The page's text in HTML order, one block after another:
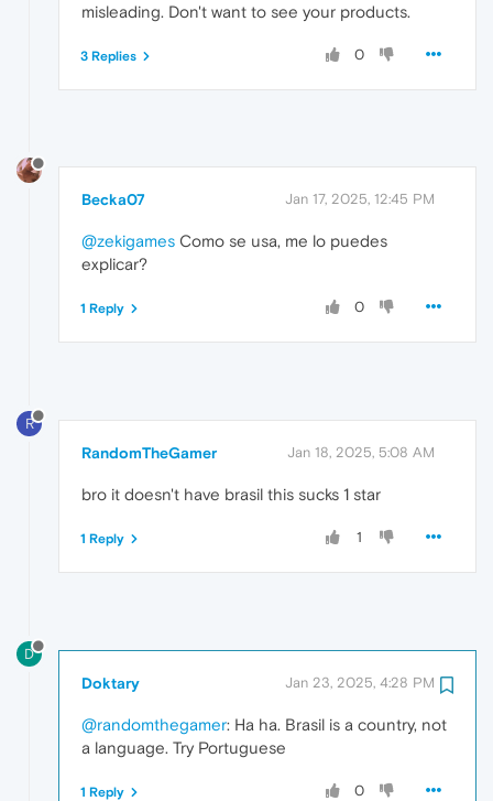
misleading. Don't want to see your products.
0
3 Replies
Becka07 Jan 17, 2025, 12:45 PM
@zekigames Como se usa, me lo puedes
explicar?
0
1 Reply
R
RandomTheGamer Jan 18, 2025, 5:08 AM
bro it doesn't have brasil this sucks 1 star
1
1 Reply
D
Doktary Jan 23, 2025, 4:28 PM
@randomthegamer: Ha ha. Brasil is a country, not
a language. Try Portuguese
0
1 Reply